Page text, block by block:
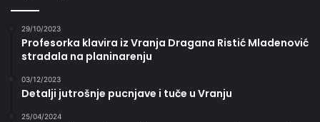
29/10/2023
Profesorka klavira iz Vranja Dragana Ristić Mladenović
stradala na planinarenju
03/12/2023
Detalji jutrošnje pucnjave i tuče u Vranju
25/04/2024